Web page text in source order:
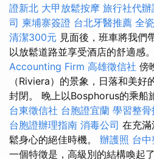
證新北 大甲放鬆按摩 旅行社代辦
司 柬埔寨簽證 台北牙醫推薦 全
清潔300元 見面後，班車將我們
以放鬆道路並享受酒店的舒適感。
Accounting Firm 高雄徵信社 傍
（Riviera）的景象，日落和美好
封閉。 晚上以Bosphorus的乘船
台東徵信社 台胞證宜蘭 學習整骨
台胞證辦理指南 消毒公司 在充
鬆身心的絕佳時機。 辦護照 台
一個特徵是，高級別的結構喚起